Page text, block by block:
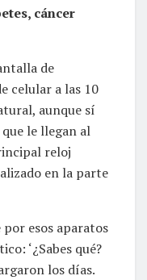
cáncer
de
celular a las 10
aunque sí
le llegan al
reloj
en la parte
esos aparatos
‘¿Sabes qué?
los días.